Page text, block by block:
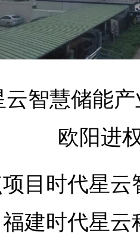
云智慧储能
欧阳进
目时代星
建时代星